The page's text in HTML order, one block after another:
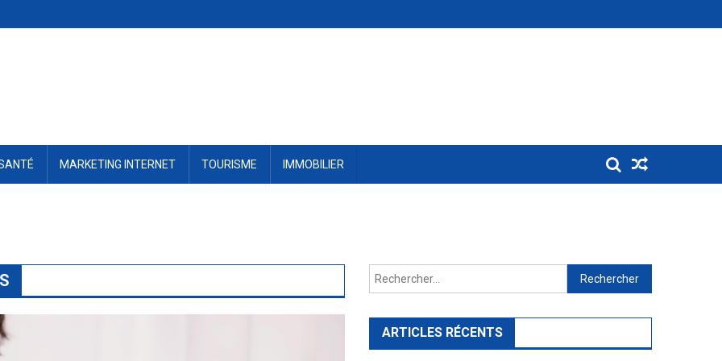
MARKETING INTERNET TOURISME IMMOBILIER
Rechercher :
ARTICLES RÉCENTS